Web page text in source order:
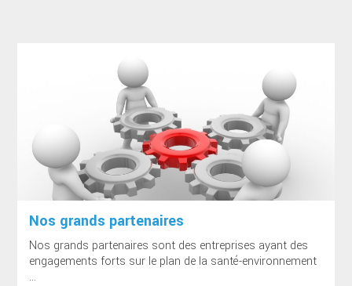
Nos grands partenaires
Nos grands partenaires sont des entreprises ayant des
engagements forts sur le plan de la santé-environnement
...